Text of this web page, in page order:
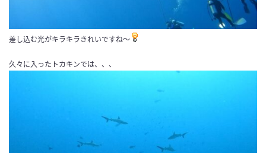
差し込む光がキラキラきれいですね～
久々に入ったトカキンでは、、、